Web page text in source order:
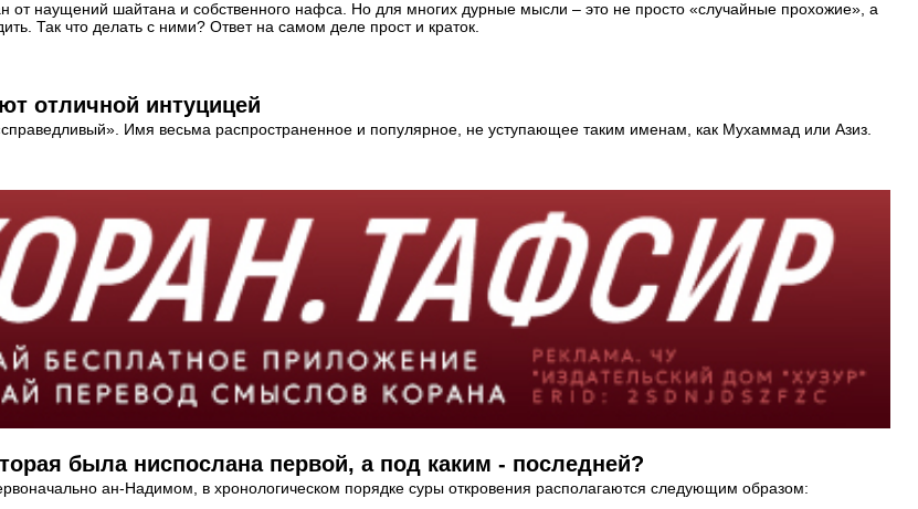
от наущений шайтана и собственного нафса. Но для многих дурные мысли – это не просто «случайные прохожие», а
Так что делать с ними? Ответ на самом деле прост и краток.
отличной интуцицей
Имя весьма распространенное и популярное, не уступающее таким именам, как Мухаммад или Азиз.
была ниспослана первой, а под каким - последней?
ан-Надимом, в хронологическом порядке суры откровения располагаются следующим образом: